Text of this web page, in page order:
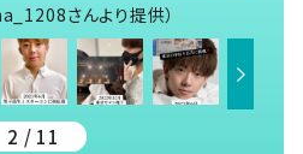
さんより提供）
2 / 11